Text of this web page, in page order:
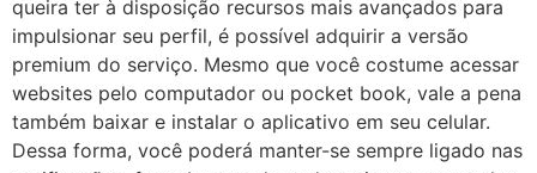
queira ter à disposição recursos mais avançados para
impulsionar seu perfil, é possível adquirir a versão
premium do serviço. Mesmo que você costume acessar
websites pelo computador ou pocket book, vale a pena
também baixar e instalar o aplicativo em seu celular.
Dessa forma, você poderá manter-se sempre ligado nas